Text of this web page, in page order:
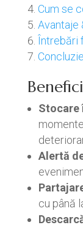
Cum se
Avantaje
Întrebări
Concluzie
Stocare
Alertă
cu până